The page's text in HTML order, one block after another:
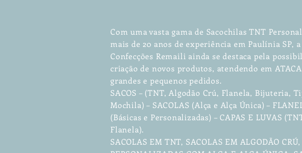
Com uma vasta gama de Sacochilas TNT
mais de 20 anos de experiência em Paulínia SP, a
Confecções Remaili ainda se destaca pela
criação de novos produtos, atendendo em
grandes e pequenos pedidos.
SACOS – (TNT, Algodão Crú, Flanela, Bijuteria,
Mochila) – SACOLAS (Alça e Alça Única) –
(Básicas e Personalizadas) – CAPAS E LUVAS
Flanela).
SACOLAS EM TNT, SACOLAS EM ALGODÃO